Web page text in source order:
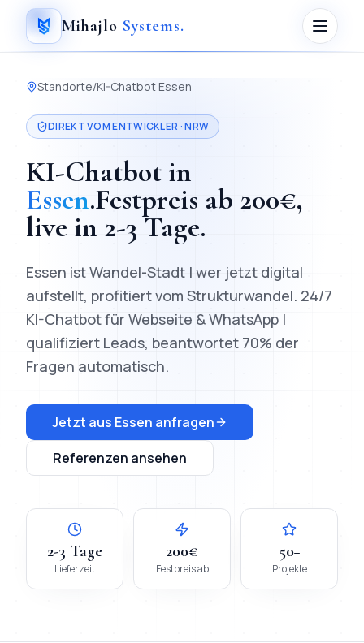
Mihajlo Systems.
Standorte/KI-ChatbotEssen
DIREKT VOM ENTWICKLER ·NRW
KI-Chatbot in
Essen.Festpreis ab 200€,
live in 2-3 Tage.
Essen ist Wandel-Stadt | wer jetzt digital
aufstellt, profitiert vom Strukturwandel. 24/7
KI-Chatbot für Webseite & WhatsApp |
qualifiziert Leads, beantwortet 70% der
Fragen automatisch.
Jetzt aus Essen anfragen
Referenzen ansehen
2-3 Tage
Lieferzeit
200€
Festpreis ab
50+
Projekte